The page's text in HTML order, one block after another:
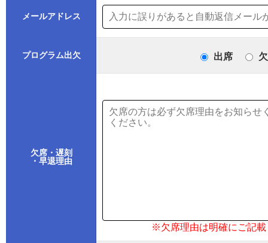
メールアドレス
プログラム出欠 出席
欠席・遅刻
・早退理由
※欠席理由は明確にご記